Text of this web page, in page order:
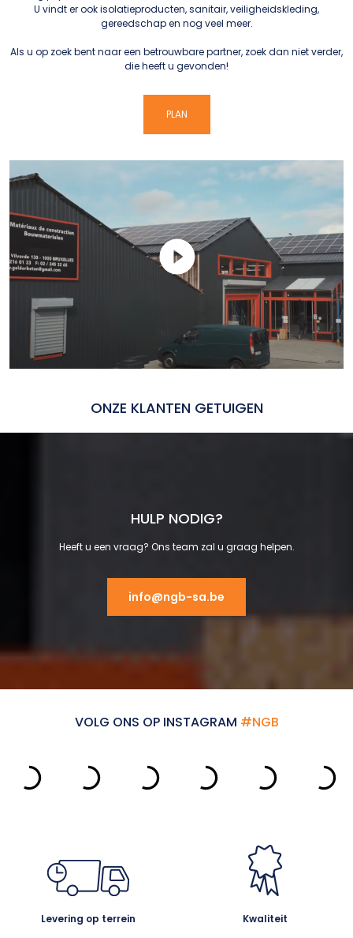
U vindt er ook isolatieproducten, sanitair, veiligheidskleding,
gereedschap en nog veel meer.
Als u op zoek bent naar een betrouwbare partner, zoek dan niet verder,
die heeft u gevonden!
PLAN
ONZE KLANTEN GETUIGEN
HULP NODIG?
Heeft u een vraag? Ons team zal u graag helpen.
info@ngb-sa.be
VOLG ONS OP INSTAGRAM #NGB
Levering op terrein Kwaliteit